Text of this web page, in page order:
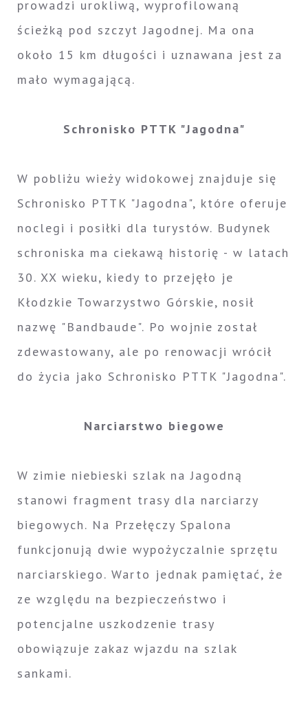
prowadzi urokliwą, wyprofilowaną
ścieżką pod szczyt Jagodnej. Ma ona
około 15 km długości i uznawana jest za
mało wymagającą.
Schronisko PTTK "Jagodna"
W pobliżu wieży widokowej znajduje się
Schronisko PTTK "Jagodna", które oferuje
noclegi i posiłki dla turystów. Budynek
schroniska ma ciekawą historię - w latach
30. XX wieku, kiedy to przejęło je
Kłodzkie Towarzystwo Górskie, nosił
nazwę "Bandbaude". Po wojnie został
zdewastowany, ale po renowacji wrócił
do życia jako Schronisko PTTK "Jagodna".
Narciarstwo biegowe
W zimie niebieski szlak na Jagodną
stanowi fragment trasy dla narciarzy
biegowych. Na Przełęczy Spalona
funkcjonują dwie wypożyczalnie sprzętu
narciarskiego. Warto jednak pamiętać, że
ze względu na bezpieczeństwo i
potencjalne uszkodzenie trasy
obowiązuje zakaz wjazdu na szlak
sankami.